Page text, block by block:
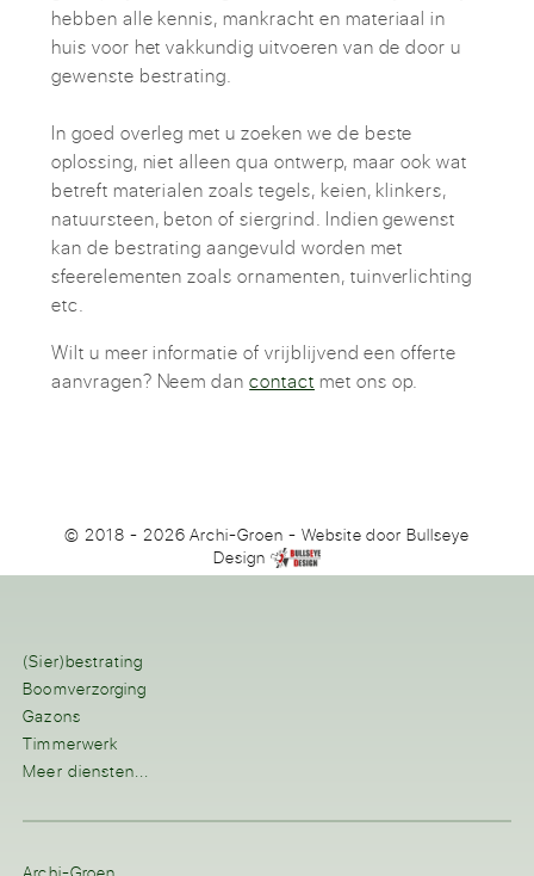
hebben alle kennis, mankracht en materiaal in
huis voor het vakkundig uitvoeren van de door u
gewenste bestrating.
In goed overleg met u zoeken we de beste
oplossing, niet alleen qua ontwerp, maar ook wat
betreft materialen zoals tegels, keien, klinkers,
natuursteen, beton of siergrind. Indien gewenst
kan de bestrating aangevuld worden met
sfeerelementen zoals ornamenten, tuinverlichting
etc.
Wilt u meer informatie of vrijblijvend een offerte
aanvragen? Neem dancontact met ons op.
© 2018 - 2026 Archi-Groen - Website doorBullseye
Design
(Sier)bestrating
Boomverzorging
Gazons
Timmerwerk
Meer diensten...